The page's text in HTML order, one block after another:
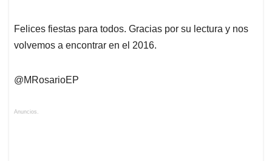
Felices fiestas para todos. Gracias por su lectura y nos
volvemos a encontrar en el 2016.
@MRosarioEP
Anuncios.